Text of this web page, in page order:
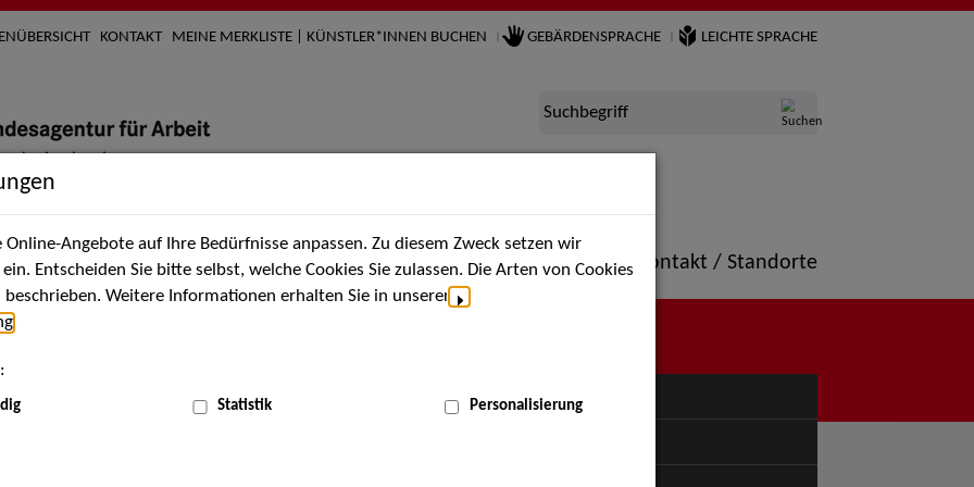
KONTAKT MEINE MERKLISTE | KÜNSTLER*INNEN BUCHEN GEBÄRDENSPRACHE LEICHTE SPRACHE
Suchbegriff
Künstler*innen Über uns Aktuelles Termine Portfolio Kontakt / Standorte
MENÜ
Angebote auf Ihre Bedürfnisse anpassen. Zu diesem Zweck setzen wir
Entscheiden Sie bitte selbst, welche Cookies Sie zulassen. Die Arten von Cookies
Weitere Informationen erhalten Sie in unserer
Statistik Personalisierung